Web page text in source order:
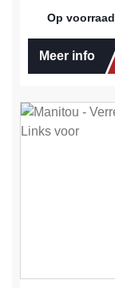
Op voorraad
Meer info